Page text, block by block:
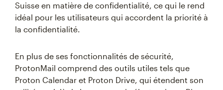
Suisse en matière de confidentialité, ce qui le rend
idéal pour les utilisateurs qui accordent la priorité à
la confidentialité.
En plus de ses fonctionnalités de sécurité,
ProtonMail comprend des outils utiles tels que
Proton Calendar et Proton Drive, qui étendent son